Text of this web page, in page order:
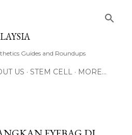
Guides and Roundups
US STEM CELL MORE…